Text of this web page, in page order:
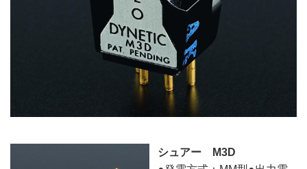
シュアー M3D